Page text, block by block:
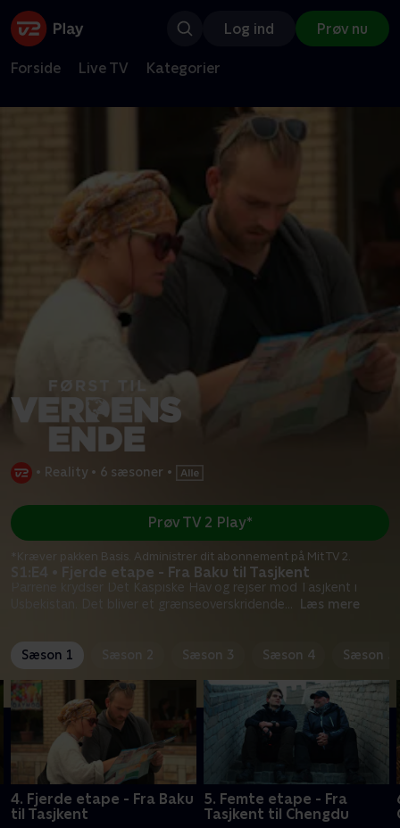
Log ind Prøv nu
Forside Live TV Kategorier
• Reality • 6 sæsoner •
S1:E4 • Fjerde etape - Fra Baku til Tasjkent
Parrene krydser Det Kaspiske Hav og rejser mod Tasjkent i
Usbekistan. Det bliver et grænseoverskridende
Læs mere
Prøv TV 2 Play*
*Kræver pakken Basis. Administrer dit abonnement på Mit TV 2.
Sæson 1 Sæson 2 Sæson 3 Sæson 4 Sæson 5
4. Fjerde etape - Fra Baku
til Tasjkent
5. Femte etape - Fra
Tasjkent til Chengdu